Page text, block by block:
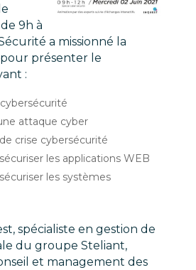
9h à
a missionné la
présenter le
:
attaque cyber
crise cybersécurité
les applications WEB
les systèmes
spécialiste en gestion de
du groupe Steliant,
et management des